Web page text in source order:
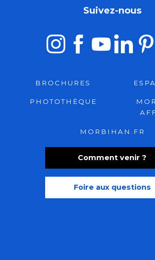
Comment venir ?
Foire aux questions
Suivez-nous
BROCHURES
PHOTOTHÈQUE
MORBIHAN.FR